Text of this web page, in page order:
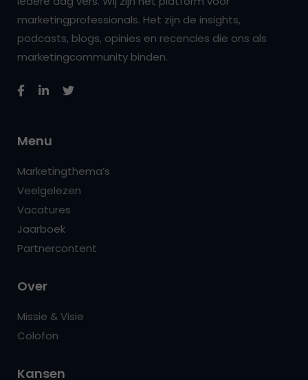
marketingprofessionals. Het zijn de insights,
podcasts, blogs, opinies en recencies die ons als
marketingcommunity binden.
Menu
Marketingthema’s
Veelgelezen
Vacatures
Jaarboek
Partnercontent
Over
Missie & Visie
Colofon
Kansen